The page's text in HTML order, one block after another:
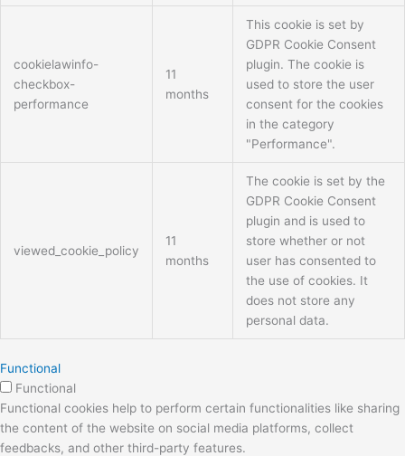
cookielawinfo-
checkbox-
performance
11
months
This cookie is set by
GDPR Cookie Consent
plugin. The cookie is
used to store the user
consent for the cookies
in the category
"Performance".
viewed_cookie_policy
11
months
The cookie is set by the
GDPR Cookie Consent
plugin and is used to
store whether or not
user has consented to
the use of cookies. It
does not store any
personal data.
Functional
Functional
Functional cookies help to perform certain functionalities like sharing
the content of the website on social media platforms, collect
feedbacks, and other third-party features.